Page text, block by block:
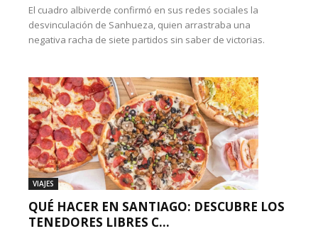
El cuadro albiverde confirmó en sus redes sociales la
desvinculación de Sanhueza, quien arrastraba una
negativa racha de siete partidos sin saber de victorias.
VIAJES
QUÉ HACER EN SANTIAGO: DESCUBRE LOS
TENEDORES LIBRES C...